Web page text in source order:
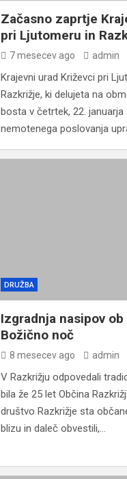
Začasno zaprtje
pri Ljutomeru in
7 mesecev ago admin
Krajevni urad Križevci pri
Razkrižje, ki delujeta na
bosta v četrtek, 22. januarja
nemotenega poslovanja
DRUŽBA
Izgradnja nasipov
Božično noč
8 mesecev ago admin
V Razkrižju odpovedali
bila že 25 let Občina
društvo Razkrižje sta
blizu in daleč obvestili,…